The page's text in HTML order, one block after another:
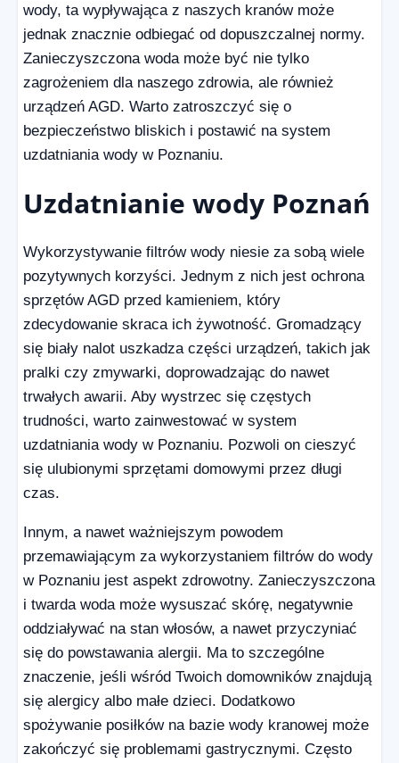
wody, ta wypływająca z naszych kranów może
jednak znacznie odbiegać od dopuszczalnej normy.
Zanieczyszczona woda może być nie tylko
zagrożeniem dla naszego zdrowia, ale również
urządzeń AGD. Warto zatroszczyć się o
bezpieczeństwo bliskich i postawić na system
uzdatniania wody w Poznaniu.
Uzdatnianie wody Poznań
Wykorzystywanie filtrów wody niesie za sobą wiele
pozytywnych korzyści. Jednym z nich jest ochrona
sprzętów AGD przed kamieniem, który
zdecydowanie skraca ich żywotność. Gromadzący
się biały nalot uszkadza części urządzeń, takich jak
pralki czy zmywarki, doprowadzając do nawet
trwałych awarii. Aby wystrzec się częstych
trudności, warto zainwestować w system
uzdatniania wody w Poznaniu. Pozwoli on cieszyć
się ulubionymi sprzętami domowymi przez długi
czas.
Innym, a nawet ważniejszym powodem
przemawiającym za wykorzystaniem filtrów do wody
w Poznaniu jest aspekt zdrowotny. Zanieczyszczona
i twarda woda może wysuszać skórę, negatywnie
oddziaływać na stan włosów, a nawet przyczyniać
się do powstawania alergii. Ma to szczególne
znaczenie, jeśli wśród Twoich domowników znajdują
się alergicy albo małe dzieci. Dodatkowo
spożywanie posiłków na bazie wody kranowej może
zakończyć się problemami gastrycznymi. Często